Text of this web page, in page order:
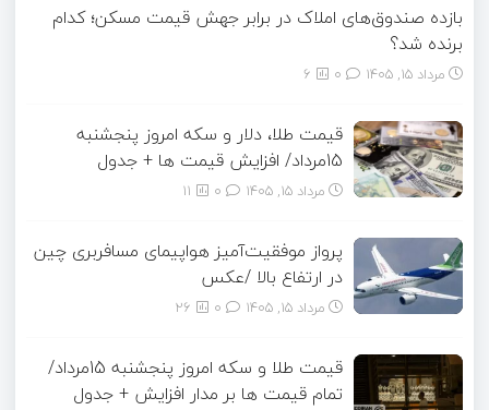
بازده صندوق‌های املاک در برابر جهش قیمت مسکن؛ کدام
برنده شد؟
مرداد ۱۵, ۱۴۰۵ 6
قیمت طلا، دلار و سکه امروز پنجشنبه
15مرداد/ افزایش قیمت ها + جدول
مرداد ۱۵, ۱۴۰۵ 11
پرواز موفقیت‌آمیز هواپیمای مسافربری چین
در ارتفاع بالا /عکس
مرداد ۱۵, ۱۴۰۵ 26
قیمت طلا و سکه امروز پنجشنبه 15مرداد/
تمام قیمت ها بر مدار افزایش + جدول